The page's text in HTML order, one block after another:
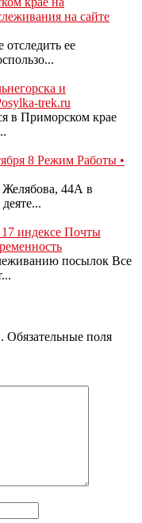
на сайте
ее
и
trek.ru
в Приморском крае
8 Режим Работы •
44А в
17 индексе Почты
посылок Все
Обязательные поля